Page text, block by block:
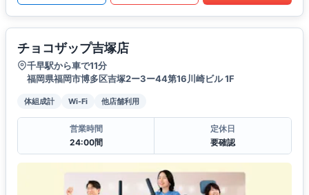
チョコザップ吉塚店
千早駅から車で11分
福岡県福岡市博多区吉塚2ー3ー44第16川崎ビル 1F
体組成計 Wi-Fi 他店舗利用
営業時間
24:00間
定休日
要確認